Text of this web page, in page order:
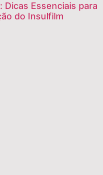
Dicas Essenciais para
do Insulfilm